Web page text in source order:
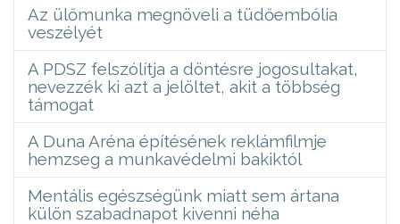
Az ülőmunka megnöveli a tüdőembólia
veszélyét
A PDSZ felszólítja a döntésre jogosultakat,
nevezzék ki azt a jelöltet, akit a többség
támogat
A Duna Aréna építésének reklámfilmje
hemzseg a munkavédelmi bakiktól
Mentális egészségünk miatt sem ártana
külön szabadnapot kivenni néha